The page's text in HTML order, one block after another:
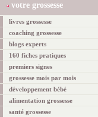
votre grossesse
livres grossesse
coaching grossesse
blogs experts
160 fiches pratiques
premiers signes
grossesse mois par mois
développement bébé
alimentation grossesse
santé grossesse